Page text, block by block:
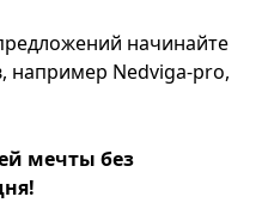
начинайте
например Nedviga-pro,
мечты без